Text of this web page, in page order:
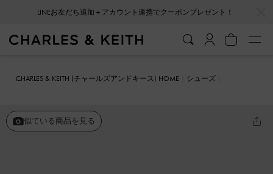
LINEお友だち追加＋アカウント連携でクーポンプレゼント！
CHARLES & KEITH (チャールズアンドキース) HOME
シューズ
似ている商品を見る